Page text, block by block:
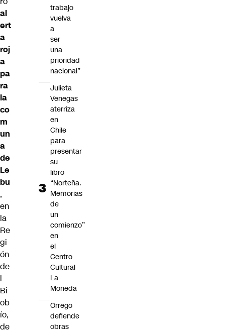
al
ert
a
roj
a
pa
ra
la
co
m
un
a
de
Le
bu
,
en
la
Re
gi
ón
de
l
Bi
ob
ío,
de
trabajo
vuelva
a
ser
una
prioridad
nacional”
Julieta
Venegas
aterriza
en
Chile
para
presentar
su
libro
“Norteña.
Memorias
de
un
comienzo”
en
el
Centro
Cultural
La
Moneda
Orrego
defiende
obras